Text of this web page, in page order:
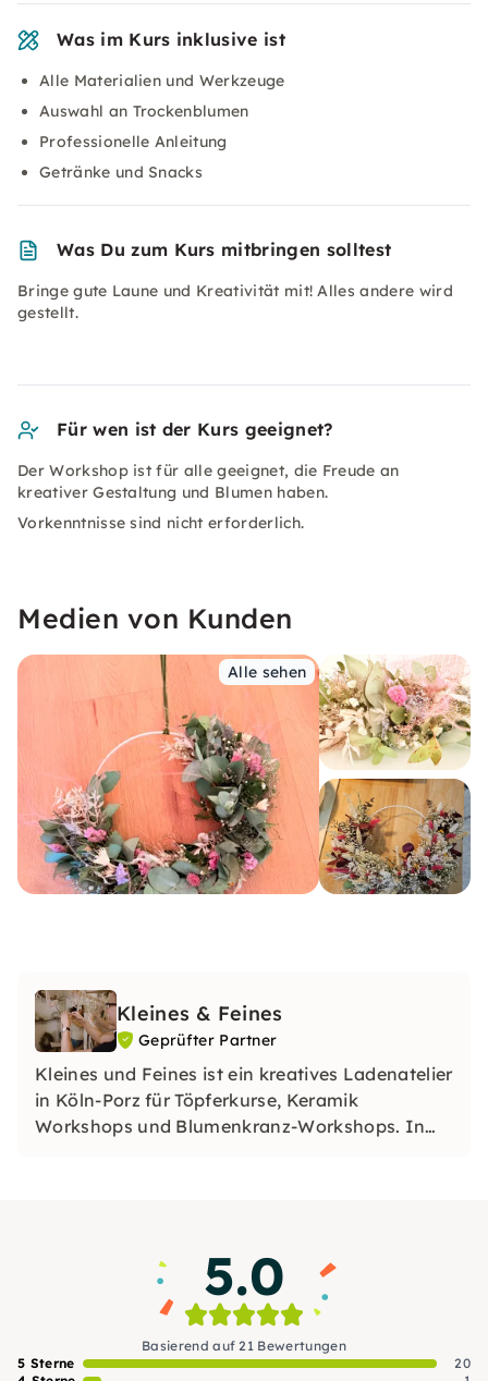
Was im Kurs inklusive ist
Alle Materialien und Werkzeuge
Auswahl an Trockenblumen
Professionelle Anleitung
Getränke und Snacks
Was Du zum Kurs mitbringen solltest
Bringe gute Laune und Kreativität mit! Alles andere wird
gestellt.
Für wen ist der Kurs geeignet?
Der Workshop ist für alle geeignet, die Freude an
kreativer Gestaltung und Blumen haben.
Vorkenntnisse sind nicht erforderlich.
Medien von Kunden
Alle sehen
Kleines & Feines
Geprüfter Partner
Kleines und Feines ist ein kreatives Ladenatelier
in Köln-Porz für Töpferkurse, Keramik
Workshops und Blumenkranz-Workshops. In
5.0
Basierend auf 21 Bewertungen
5 Sterne
20